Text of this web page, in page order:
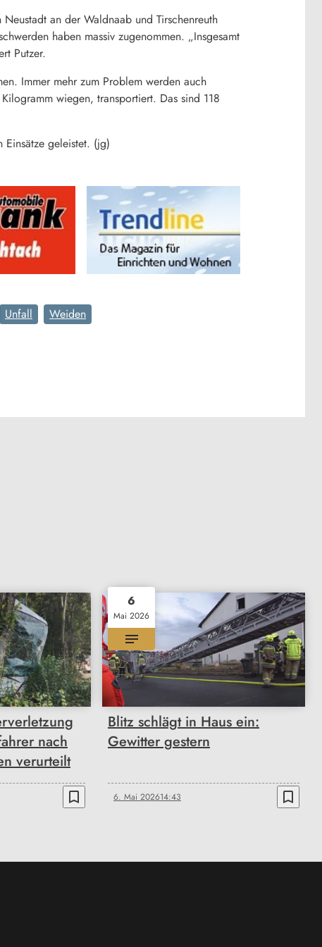
an der Waldnaab und Tirschenreuth
haben massiv zugenommen. „Insgesamt
Putzer.
Immer mehr zum Problem werden auch
wiegen, transportiert. Das sind 118
Einsätze geleistet. (jg)
Unfall Weiden
nach
verurteilt
bookmark_border
6
Mai 2026
Blitz schlägt in Haus ein:
Gewitter gestern
6. Mai 202614:43 bookmark_border